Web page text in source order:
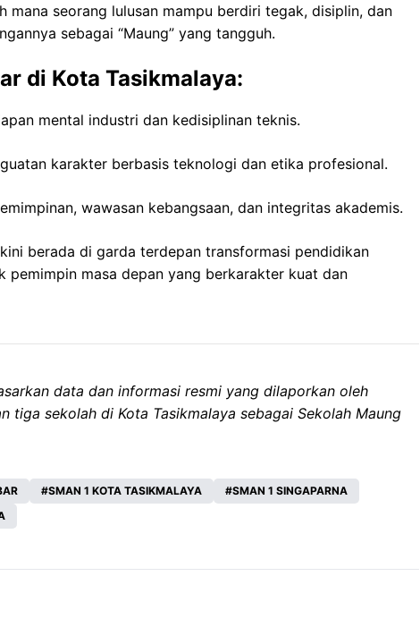
mana seorang lulusan mampu berdiri tegak, disiplin, dan
sebagai “Maung” yang tangguh.
di Kota Tasikmalaya:
mental industri dan kedisiplinan teknis.
karakter berbasis teknologi dan etika profesional.
wawasan kebangsaan, dan integritas akademis.
berada di garda terdepan transformasi pendidikan
pemimpin masa depan yang berkarakter kuat dan
data dan informasi resmi yang dilaporkan oleh
tiga sekolah di Kota Tasikmalaya sebagai Sekolah Maung
SMAN 1 KOTA TASIKMALAYA
SMAN 1 SINGAPARNA